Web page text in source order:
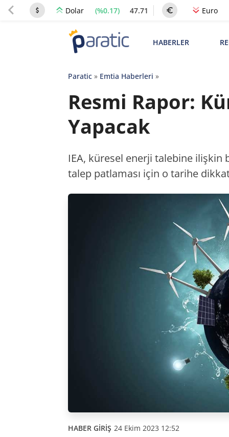
Dolar (%0.17) 47.71 Euro
HABERLER
Paratic» Emtia Haberleri »
Resmi Rapor:
Yapacak
IEA, küresel enerji talebine ilişkin
talep patlaması için o tarihe
HABER GİRİŞ 24 Ekim 2023 12:52